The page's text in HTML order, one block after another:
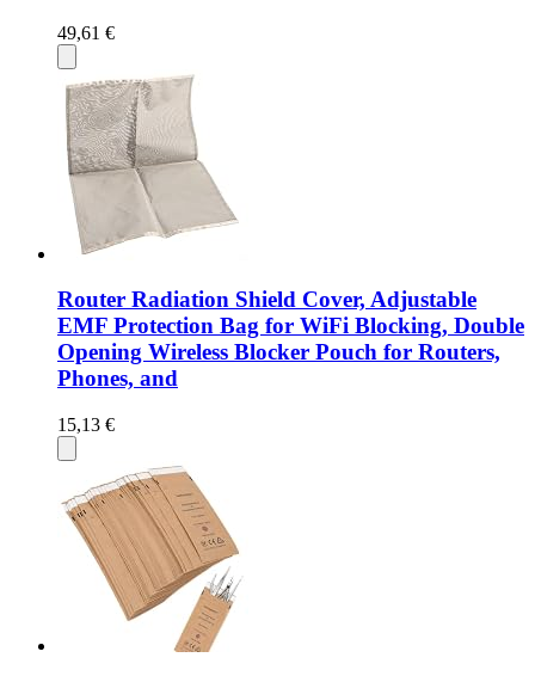
49,61 €
Router Radiation Shield Cover, Adjustable
EMF Protection Bag for WiFi Blocking, Double
Opening Wireless Blocker Pouch for Routers,
Phones, and
15,13 €